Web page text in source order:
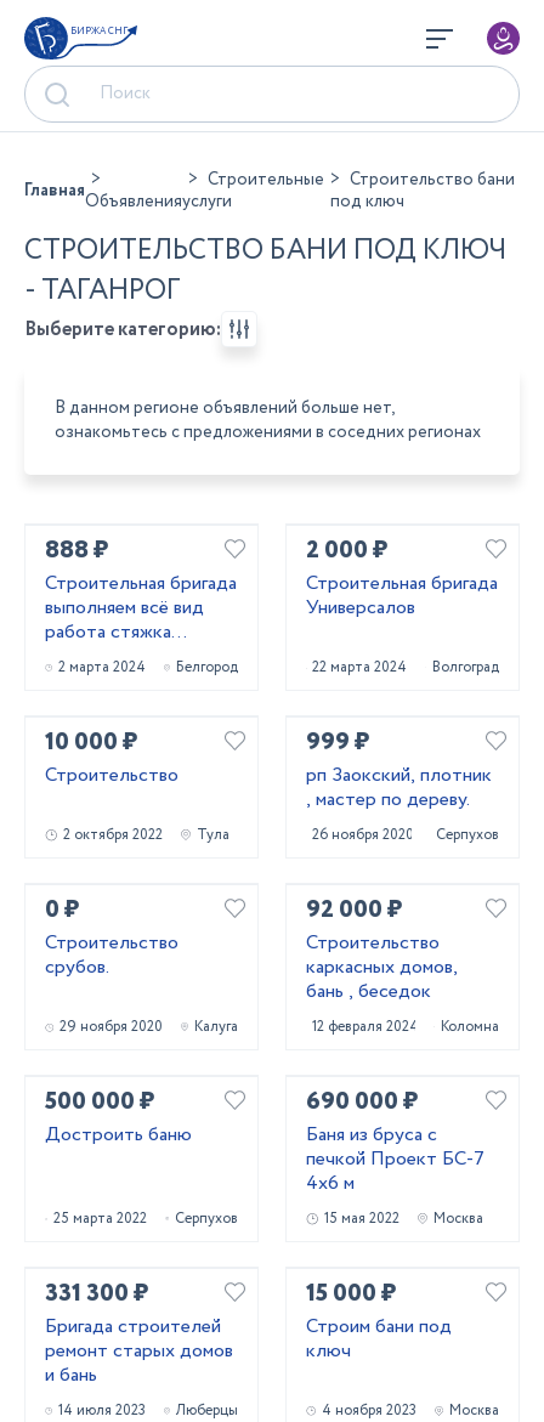
БИРЖА СНГ
ГлавнаяОбъявления
Строительные
услуги
Строительство бани
под ключ
СТРОИТЕЛЬСТВО БАНИ ПОД КЛЮЧ
- ТАГАНРОГ
Выберите категорию:
В данном регионе объявлений больше нет,
ознакомьтесь с предложениями в соседних регионах
888 ₽
Строительная бригада
выполняем всё вид
работа стяжка
короед фасад
штукатурк
2 марта 2024 Белгород
2 000 ₽
Строительная бригада
Универсалов
22 марта 2024 Волгоград
10 000 ₽
Строительство
2 октября 2022 Тула
999 ₽
рп Заокский, плотник
, мастер по дереву.
26 ноября 2020 Серпухов
0 ₽
Строительство
срубов.
29 ноября 2020 Калуга
92 000 ₽
Строительство
каркасных домов,
бань , беседок
12 февраля 2024 Коломна
500 000 ₽
Достроить баню
25 марта 2022 Серпухов
690 000 ₽
Баня из бруса с
печкой Проект БС-7
4х6 м
15 мая 2022 Москва
331 300 ₽
Бригада строителей
ремонт старых домов
и бань
14 июля 2023 Люберцы
15 000 ₽
Строим бани под
ключ
4 ноября 2023 Москва